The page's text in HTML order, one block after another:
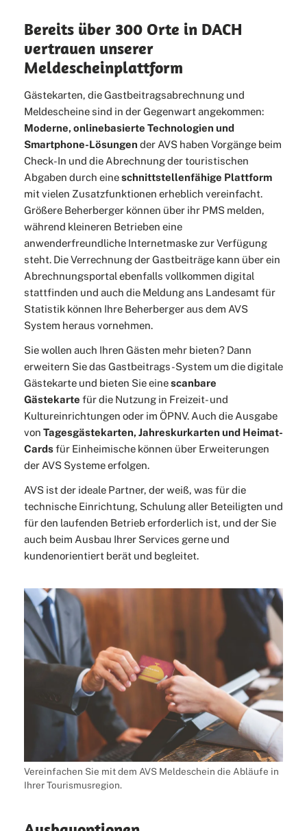
Bereits über 300 Orte in DACH
vertrauen unserer
Meldescheinplattform
Gästekarten, die Gastbeitragsabrechnung und
Meldescheine sind in der Gegenwart angekommen:
Moderne, onlinebasierte Technologien und
Smartphone-Lösungen der AVS haben Vorgänge beim
Check-In und die Abrechnung der touristischen
Abgaben durch eineschnittstellenfähige Plattform
mit vielen Zusatzfunktionen erheblich vereinfacht.
Größere Beherberger können über ihr PMS melden,
während kleineren Betrieben eine
anwenderfreundliche Internetmaske zur Verfügung
steht. Die Verrechnung der Gastbeiträge kann über ein
Abrechnungsportal ebenfalls vollkommen digital
stattfinden und auch die Meldung ans Landesamt für
Statistik können Ihre Beherberger aus dem AVS
System heraus vornehmen.
Sie wollen auch Ihren Gästen mehr bieten? Dann
erweitern Sie das Gastbeitrags-System um die digitale
Gästekarte und bieten Sie einescanbare
Gästekarte für die Nutzung in Freizeit- und
Kultureinrichtungen oder im ÖPNV. Auch die Ausgabe
von Tagesgästekarten, Jahreskurkarten und Heimat-
Cardsfür Einheimische können über Erweiterungen
der AVS Systeme erfolgen.
AVS ist der ideale Partner, der weiß, was für die
technische Einrichtung, Schulung aller Beteiligten und
für den laufenden Betrieb erforderlich ist, und der Sie
auch beim Ausbau Ihrer Services gerne und
kundenorientiert berät und begleitet.
Vereinfachen Sie mit dem AVS Meldeschein die Abläufe in
Ihrer Tourismusregion.